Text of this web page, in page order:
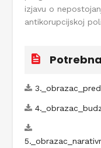
izjavu o
antikorupcijskoj